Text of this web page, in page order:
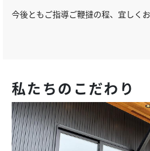
今後ともご指導ご鞭撻の程、宜しくお
私たちのこだわり